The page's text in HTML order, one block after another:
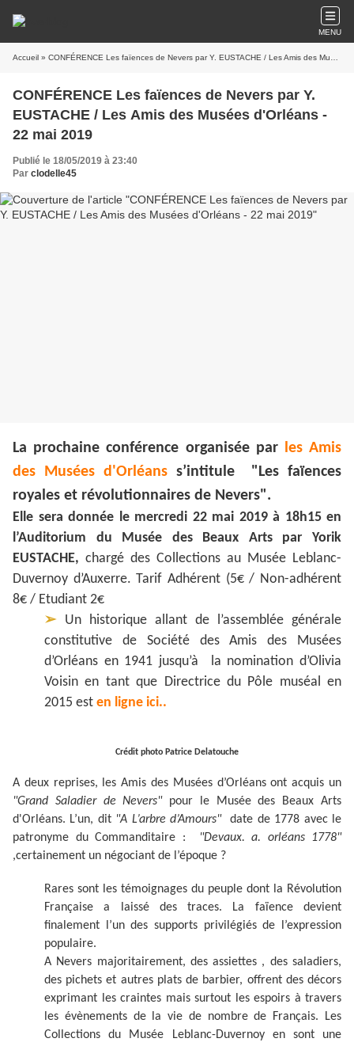
MENU
Accueil » CONFÉRENCE Les faïences de Nevers par Y. EUSTACHE / Les Amis des Musées d'Orléans - 22 mai 2019
CONFÉRENCE Les faïences de Nevers par Y.
EUSTACHE / Les Amis des Musées d'Orléans -
22 mai 2019
Publié le 18/05/2019 à 23:40
Par clodelle45
La prochaine conférence organisée par les Amis
des Musées d'Orléanss’intitule "Les faïences
royales et révolutionnaires de Nevers".
Elle sera donnée le mercredi 22 mai 2019 à 18h15 en
l’Auditorium du Musée des Beaux Arts par Yorik
EUSTACHE, chargé des Collections au Musée Leblanc-
Duvernoy d’Auxerre. Tarif Adhérent (5€ / Non-adhérent
8€ / Etudiant 2€
➢ Un historique allant de l’assemblée générale
constitutive de Société des Amis des Musées
d’Orléans en 1941 jusqu’à la nomination d’Olivia
Voisin en tant que Directrice du Pôle muséal en
2015 est en ligne ici..
Crédit photo Patrice Delatouche
A deux reprises, les Amis des Musées d’Orléans ont acquis un
"Grand Saladier de Nevers" pour le Musée des Beaux Arts
d'Orléans. L’un, dit "A L’arbre d’Amours" date de 1778 avec le
patronyme du Commanditaire :
"Devaux. a. orléans 1778"
,certainement un négociant de l’époque ?
Rares sont les témoignages du peuple dont la Révolution
Française a laissé des traces. La faïence devient
finalement l’un des supports privilégiés de l’expression
populaire.
A Nevers majoritairement, des assiettes , des saladiers,
des pichets et autres plats de barbier, offrent des décors
exprimant les craintes mais surtout les espoirs à travers
les évènements de la vie de nombre de Français. Les
Collections du Musée Leblanc-Duvernoy en sont une